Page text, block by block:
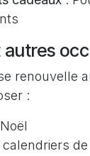
autres
renouvelle
: